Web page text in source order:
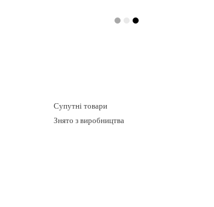
Супутні товари
Знято з виробництва